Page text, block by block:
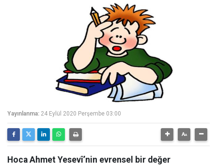
Yayınlanma: 24 Eylül 2020 Perşembe 03:00
Hoca Ahmet Yesevî’nin evrensel bir değer